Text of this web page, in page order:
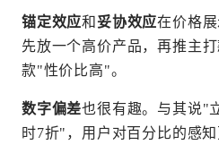
锚定效应和妥协效应在价格
先放一个高价产品，再推主
款"性价比高"。
数字偏差也很有趣。与其说"
时7折"，用户对百分比的感知